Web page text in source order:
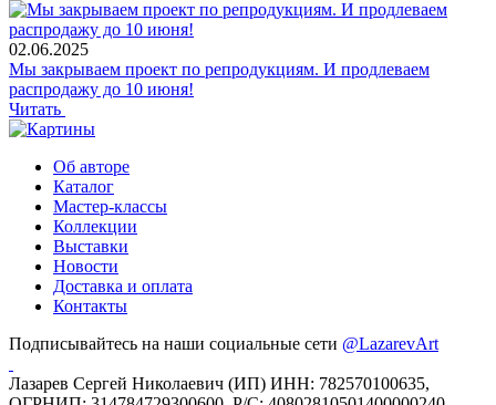
02.06.2025
Мы закрываем проект по репродукциям. И продлеваем
распродажу до 10 июня!
Читать
Об авторе
Каталог
Мастер-классы
Коллекции
Выставки
Новости
Доставка и оплата
Контакты
Подписывайтесь на наши социальные сети @LazarevArt
Лазарев Сергей Николаевич (ИП) ИНН: 782570100635,